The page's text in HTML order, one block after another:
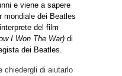
e viene a sapere
mondiale dei Beatles
del film
I Won The War) di
dei Beatles.
chiedergli di aiutarlo